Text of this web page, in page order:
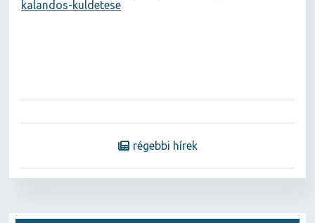
kalandos-kuldetese
régebbi hírek